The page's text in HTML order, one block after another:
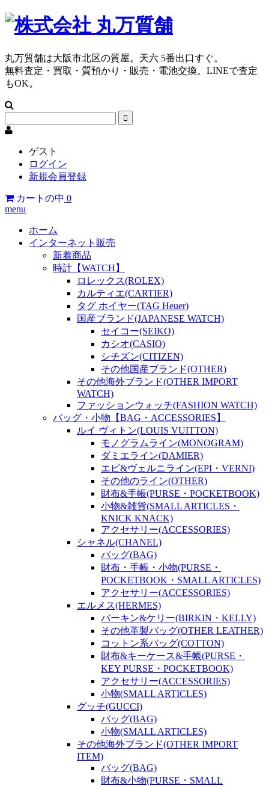
丸万質舗は大阪市北区の質屋。天六 5番出口すぐ。
無料査定・買取・質預かり・販売・電池交換。LINEで査定
もOK。
ゲスト
ログイン
新規会員登録
カートの中 0
menu
ホーム
インターネット販売
新着商品
時計【WATCH】
ロレックス(ROLEX)
カルティエ(CARTIER)
タグ ホイヤー(TAG Heuer)
国産ブランド(JAPANESE WATCH)
セイコー(SEIKO)
カシオ(CASIO)
シチズン(CITIZEN)
その他国産ブランド(OTHER)
その他海外ブランド(OTHER IMPORT
WATCH)
ファッションウォッチ(FASHION WATCH)
バッグ・小物【BAG・ACCESSORIES】
ルイ ヴィトン(LOUIS VUITTON)
モノグラムライン(MONOGRAM)
ダミエライン(DAMIER)
エピ&ヴェルニライン(EPI・VERNI)
その他のライン(OTHER)
財布&手帳(PURSE・POCKETBOOK)
小物&雑貨(SMALL ARTICLES・
KNICK KNACK)
アクセサリー(ACCESSORIES)
シャネル(CHANEL)
バッグ(BAG)
財布・手帳・小物(PURSE・
POCKETBOOK・SMALL ARTICLES)
アクセサリー(ACCESSORIES)
エルメス(HERMES)
バーキン&ケリー(BIRKIN・KELLY)
その他革製バッグ(OTHER LEATHER)
コットン系バッグ(COTTON)
財布&キーケース&手帳(PURSE・
KEY PURSE・POCKETBOOK)
アクセサリー(ACCESSORIES)
小物(SMALL ARTICLES)
グッチ(GUCCI)
バッグ(BAG)
小物(SMALL ARTICLES)
その他海外ブランド(OTHER IMPORT
ITEM)
バッグ(BAG)
財布&小物(PURSE・SMALL